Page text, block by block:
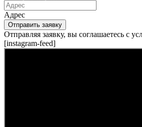
Адрес
Отправить заявку
Отправляя заявку, вы соглашаетесь с
[instagram-feed]